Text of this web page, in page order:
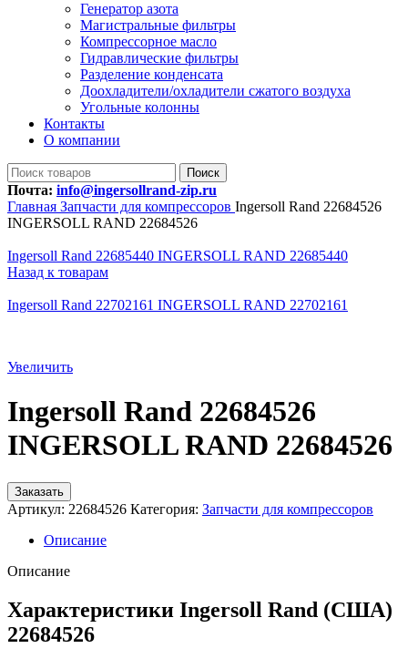
Генератор азота
Магистральные фильтры
Компрессорное масло
Гидравлические фильтры
Разделение конденсата
Доохладители/охладители сжатого воздуха
Угольные колонны
Контакты
О компании
Поиск
Почта: info@ingersollrand-zip.ru
Главная Запчасти для компрессоров Ingersoll Rand 22684526
INGERSOLL RAND 22684526
Ingersoll Rand 22685440 INGERSOLL RAND 22685440
Назад к товарам
Ingersoll Rand 22702161 INGERSOLL RAND 22702161
Увеличить
Ingersoll Rand 22684526
INGERSOLL RAND 22684526
Заказать
Артикул: 22684526 Категория: Запчасти для компрессоров
Описание
Описание
Характеристики Ingersoll Rand (США)
22684526